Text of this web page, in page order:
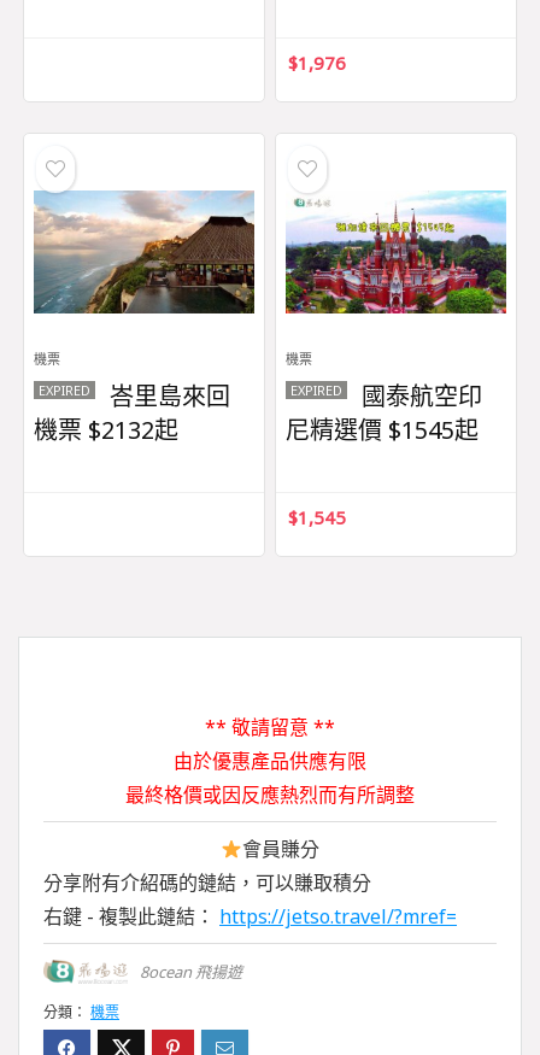
$1,976
機票
EXPIRED
峇里島來回
機票 $2132起
機票
EXPIRED
國泰航空印
尼精選價 $1545起
$1,545
** 敬請留意 **
由於優惠產品供應有限
最終格價或因反應熱烈而有所調整
會員賺分
分享附有介紹碼的鏈結，可以賺取積分
右鍵 - 複製此鏈結： https://jetso.travel/?mref=
8ocean 飛揚遊
分類： 機票